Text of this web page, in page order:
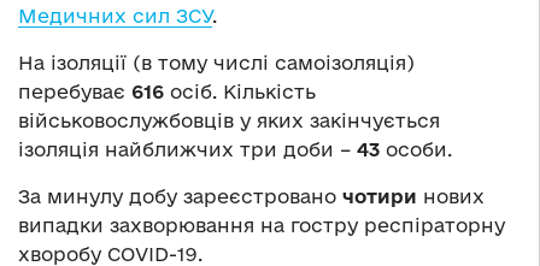
Медичних сил ЗСУ.
На ізоляції (в тому числі самоізоляція)
перебуває 616 осіб. Кількість
військовослужбовців у яких закінчується
ізоляція найближчих три доби – 43 особи.
За минулу добу зареєстровано чотири нових
випадки захворювання на гостру респіраторну
хворобу COVID-19.